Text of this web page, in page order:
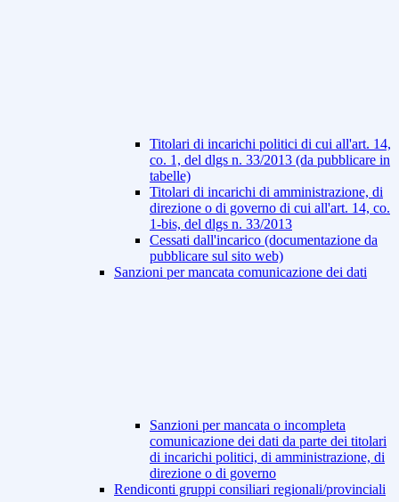
Titolari di incarichi politici di cui all'art. 14,
co. 1, del dlgs n. 33/2013 (da pubblicare in
tabelle)
Titolari di incarichi di amministrazione, di
direzione o di governo di cui all'art. 14, co.
1-bis, del dlgs n. 33/2013
Cessati dall'incarico (documentazione da
pubblicare sul sito web)
Sanzioni per mancata comunicazione dei dati
Sanzioni per mancata o incompleta
comunicazione dei dati da parte dei titolari
di incarichi politici, di amministrazione, di
direzione o di governo
Rendiconti gruppi consiliari regionali/provinciali